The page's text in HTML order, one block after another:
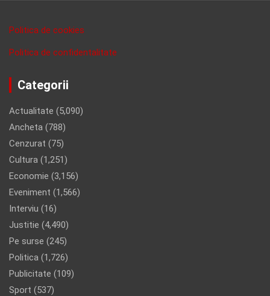
Politica de cookies
Politica de confidentalitate
Categorii
Actualitate (5,090)
Ancheta (788)
Cenzurat (75)
Cultura (1,251)
Economie (3,156)
Eveniment (1,566)
Interviu (16)
Justitie (4,490)
Pe surse (245)
Politica (1,726)
Publicitate (109)
Sport (537)